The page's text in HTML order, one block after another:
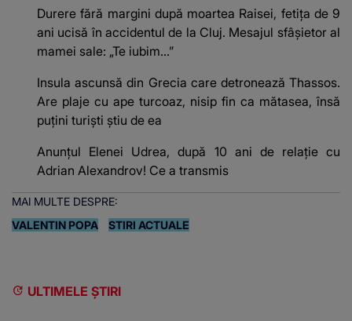
Durere fără margini după moartea Raisei, fetița de 9
ani ucisă în accidentul de la Cluj. Mesajul sfâșietor al
mamei sale: „Te iubim…”
Insula ascunsă din Grecia care detronează Thassos.
Are plaje cu ape turcoaz, nisip fin ca mătasea, însă
puțini turiști știu de ea
Anunțul Elenei Udrea, după 10 ani de relație cu
Adrian Alexandrov! Ce a transmis
MAI MULTE DESPRE:
VALENTIN POPA
STIRI ACTUALE
ULTIMELE ȘTIRI